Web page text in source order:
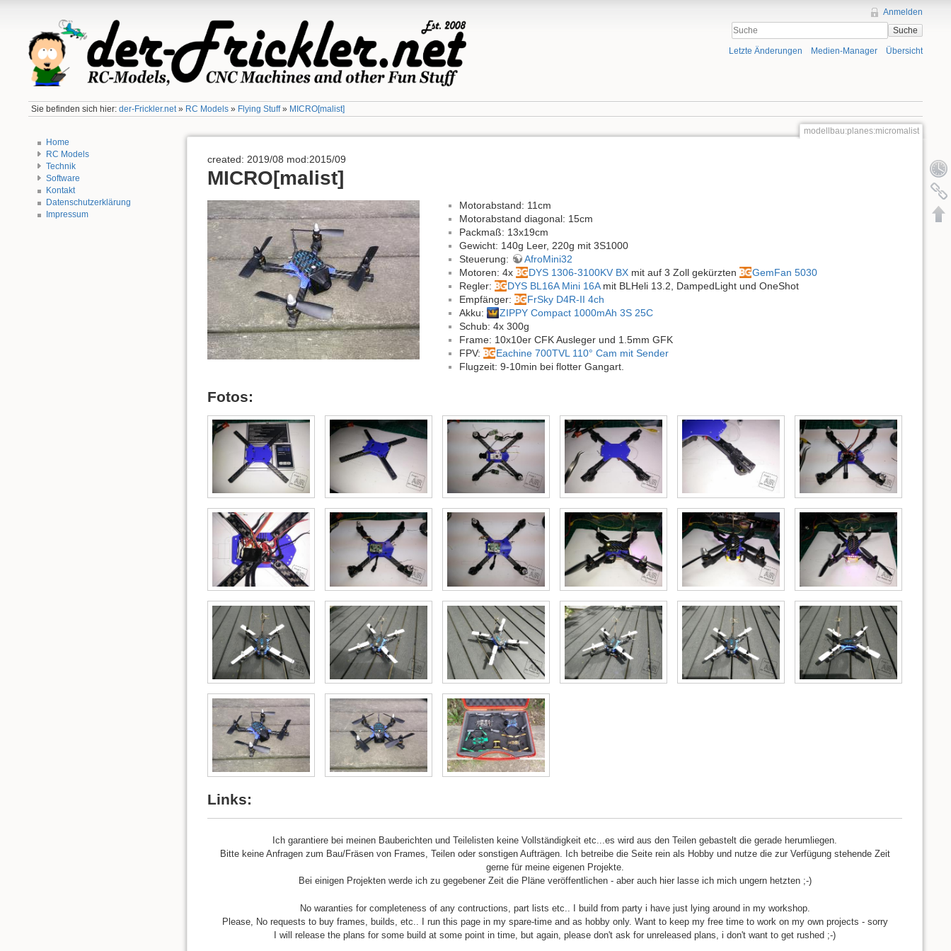
Anmelden
Suche
Letzte Änderungen Medien-Manager Übersicht
Sie befinden sich hier:der-Frickler.net» RC Models » Flying Stuff» MICRO[malist]
Home
RC Models
Technik
Software
Kontakt
Datenschutzerklärung
Impressum
modellbau:planes:micromalist
created: 2019/08 mod:2015/09
MICRO[malist]
Motorabstand: 11cm
Motorabstand diagonal: 15cm
Packmaß: 13x19cm
Gewicht: 140g Leer, 220g mit 3S1000
Steuerung:
AfroMini32
Motoren: 4x
DYS 1306-3100KV BX mit auf 3 Zoll gekürzten
GemFan 5030
Regler:
DYS BL16A Mini 16Amit BLHeli 13.2, DampedLight und OneShot
Empfänger:
FrSky D4R-II 4ch
Akku:
ZIPPY Compact 1000mAh 3S 25C
Schub: 4x 300g
Frame: 10x10er CFK Ausleger und 1.5mm GFK
FPV:
Eachine 700TVL 110° Cam mit Sender
Flugzeit: 9-10min bei flotter Gangart.
Fotos:
Links:
Ich garantiere bei meinen Bauberichten und Teilelisten keine Vollständigkeit etc...es wird aus den Teilen gebastelt die gerade herumliegen.
Bitte keine Anfragen zum Bau/Fräsen von Frames, Teilen oder sonstigen Aufträgen. Ich betreibe die Seite rein als Hobby und nutze die zur Verfügung stehende Zeit
gerne für meine eigenen Projekte.
Bei einigen Projekten werde ich zu gegebener Zeit die Pläne veröffentlichen - aber auch hier lasse ich mich ungern hetzten ;-)
No waranties for completeness of any contructions, part lists etc.. I build from party i have just lying around in my workshop.
Please, No requests to buy frames, builds, etc.. I run this page in my spare-time and as hobby only. Want to keep my free time to work on my own projects - sorry
I will release the plans for some build at some point in time, but again, please don't ask for unreleased plans, i don't want to get rushed ;-)